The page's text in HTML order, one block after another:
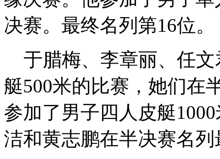
决赛。最终名列第16位。
于腊梅、李章丽、任文
艇500米的比赛，她们在
参加了男子四人皮艇
洁和黄志鹏在半决赛名